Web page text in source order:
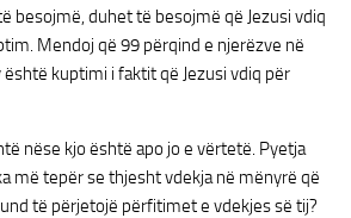
besojmë, duhet të besojmë që Jezusi vdiq
Mendoj që 99 përqind e njerëzve në
kuptimi i faktit që Jezusi vdiq për
nëse kjo është apo jo e vërtetë. Pyetja
më tepër se thjesht vdekja në mënyrë që
të përjetojë përfitimet e vdekjes së tij?